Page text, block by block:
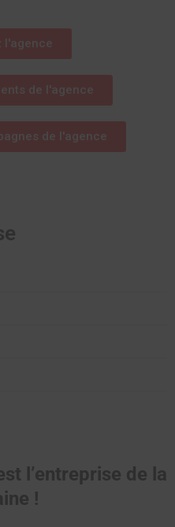
l'agence
de l'agence
de l'agence
l’entreprise de la
!